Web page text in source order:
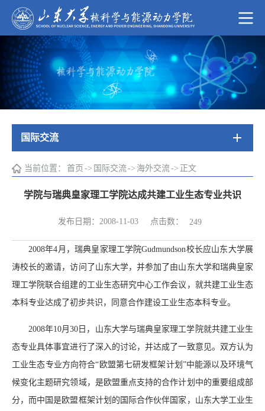
国际交流
当前位置： 首页 -> 国际交流-> 海外交流-> 正文
学院与瑞典皇家理工学院达成共建工业生态专业共识
发布日期：2008-11-03 点击数： 249
2008年4月，瑞典皇家理工学院Gudmundson校长应山东大学展
涛校长的邀请，访问了山东大学，并参加了由山东大学和瑞典皇家
理工学院联合组建的工业生态研究中心工作会议，就共建工业生态
本科专业达成了初步共识，同意合作建设工业生态本科专业。
2008年10月30日，山东大学与瑞典皇家理工学院就共建工业生
态专业具体事宜进行了深入的讨论，并达成了一致意见。双方认为
工业生态专业方向符合“欧盟第七研发框架计划”中能源以及环境气
候变化主题研究领域，是欧盟重点支持的合作计划中的重要组成部
分，而中国是欧盟框架计划的国际合作伙伴国家，山东大学工业生